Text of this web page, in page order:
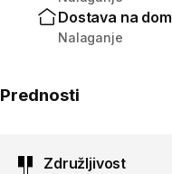
Dostava na dom
Nalaganje
Prednosti
Združljivost